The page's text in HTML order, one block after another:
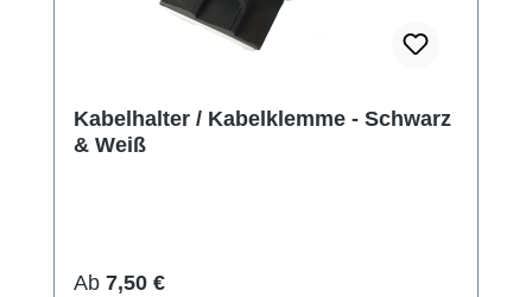
Kabelhalter / Kabelklemme - Schwarz
& Weiß
Regulärer Preis:
Ab 7,50 €